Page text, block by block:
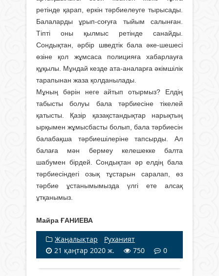
ретінде қарап, еркін тәрбиелеуге тырысады.
Балаларды ұрып-соғуға тыйым салынған.
Тіпті оны қылмыс ретінде санайды.
Сондықтан, әрбір шведтік бала әке-шешесі
өзіне қол жұмсаса полицияға хабарлауға
құқылы. Мұндай кезде ата-аналарға әкімшілік
тарапынан жаза қолданылады.
Мұның бәрін неге айтып отырмыз? Елдің
табысты болуы бала тәрбиесіне тікелей
қатысты. Қазір қазақстандықтар нарықтың
ырқымен жұмысбасты болып, бала тәрбиесін
балабақша тәрбиешілеріне тапсырды. Ал
балаға мән бермеу келешекке балта
шабумен бірдей. Сондықтан әр елдің бала
тәрбиесіндегі озық тұстарын саралап, өз
тәрбие ұстанымымызда үлгі ете алсақ
ұтқанымыз.
Майра ҒАНИЕВА
Жаңалықтар / Руханият
21 қаңтар 2020 ж.
750 0